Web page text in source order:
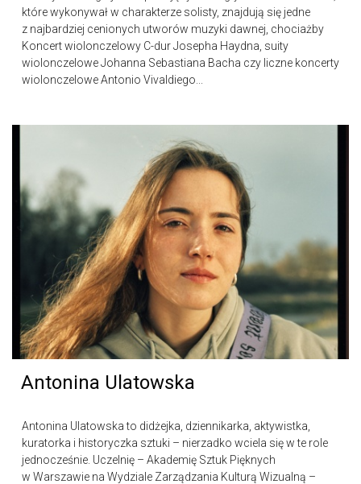
które wykonywał w charakterze solisty, znajdują się jedne
z najbardziej cenionych utworów muzyki dawnej, chociażby
Koncert wiolonczelowy C-dur Josepha Haydna, suity
wiolonczelowe Johanna Sebastiana Bacha czy liczne koncerty
wiolonczelowe Antonio Vivaldiego...
Antonina Ulatowska
Antonina Ulatowska to didżejka, dziennikarka, aktywistka,
kuratorka i historyczka sztuki – nierzadko wciela się w te role
jednocześnie. Uczelnię – Akademię Sztuk Pięknych
w Warszawie na Wydziale Zarządzania Kulturą Wizualną –